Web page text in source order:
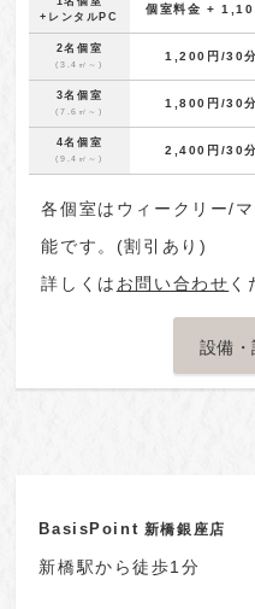
+レンタルPC
個室料金 +
2名個室
(3.4㎡～)
1,200円 /30分
3名個室
(7.6㎡～)
1,800円 /30分
4名個室
(9.4㎡～)
2,400円 /30分
各個室はウィークリー/
能です。(割引あり)
詳しくは お問い合わせ く
設備
BasisPoint 新橋銀座店
新橋駅から徒歩1分